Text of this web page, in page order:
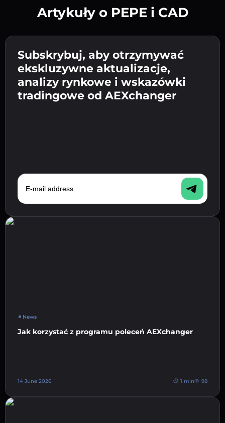
Wpisz adres swojego portfela
kryptowalutowego 👉 przejdź do następnego
kroku.
Potwierdź swoją tożsamość 👉 przejdź do
ostatniego kroku.
Wyślij depozyt 👉 odbierz kryptowalutę lub
walutę fiat w swoim portfelu.
Artykuły o PEPE i CAD
Subskrybuj, aby otrzymywać
ekskluzywne aktualizacje,
analizy rynkowe i wskazówki
tradingowe od AEXchanger
E-mail address
News
Jak korzystać z programu poleceń AEXchanger
14 June 2026 1 min 98